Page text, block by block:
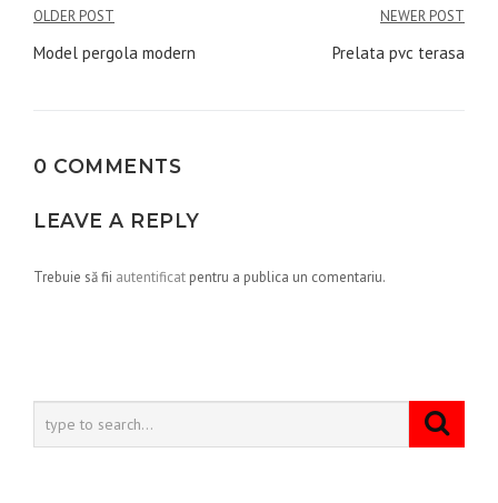
Navigare
în
OLDER POST
Model pergola modern
NEWER POST
Prelata pvc terasa
0 COMMENTS
LEAVE A REPLY
Trebuie să fii autentificat pentru a publica un comentariu.